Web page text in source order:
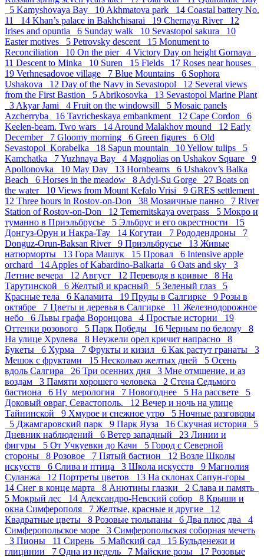
5 Kamyshovaya Bay 10 Akhmatova park 14 Coastal battery No.
11 14 Khan’s palace in Bakhchisarai 19 Chernaya River 12
Irises and opuntia 6 Sunday walk 10 Sevastopol sakura 10
Easter motives 5 Petrovsky descent 15 Monument to
Reconciliation 10 On the pier 4 Victory Day on height Gornaya
11 Descent to Minka 10 Suren 15 Fields 17 Roses near houses
19 Verhnesadovoe village 7 Blue Mountains 6 Sophora
Ushakova 12 Day of the Navy in Sevastopol 12 Several views
from the First Bastion 5 Abrikosovka 13 Sevastopol Marine Plant
3 Akyar Jami 4 Fruit on the windowsill 5 Mosaic panels
Azcherryba 16 Tavricheskaya embankment 12 Cape Cordon 6
Keelen-beam. Two wars 14 Around Malakhov mound 12 Early
December 7 Gloomy morning 6 Green figures 6 Old
Sevastopol_Korabelka 18 Sapun mountain 10Yellow tulips 5
Kamchatka 7Yuzhnaya Bay 4 Magnolias on Ushakov Square 9
Apollonovka 10 May Day 13 Hornbeams 6 Ushakov’s Balka
Beach 6 Horses in the meadow 8 Adyl-Su Gorge 27 Boats on
the water 10 Views from Mount Kefalo Vrisi 9 GRES settlement
12 Three hours in Rostov-on-Don 38 Мозаичные панно 7 River
Station of Rostov-on-Don 12 Temernitskaya overpass 5 Мокро и
туманно в Приэльбрусье 5 Эльбрус и его окрестности 15
Донгуз-Орун и Накра-Тау 14 Когутаи 7 Рододендроны 7
Donguz-Orun-Baksan River 9 Приэльбрусье 13 Живые
натюрморты 13 Гора Машук 15 Провал 6 Intensive apple
orchard 14 Apples of Kabardino-Balkaria 6 Oats and sky 3
Летние вечера 12 Август 12 Переводя в кривые 8 На
Тарутинской 6 Желтый и красный 5 Зеленый глаз 5
Красные тела 6 Каламита 19 Пруды в Салгирке 9 Розы в
октябре 7 Цветы и деревья в Салгирке 11 Железнодорожное
небо 6 Львы графа Воронцова 4 Простые истории 19
Оттенки розового 5 Парк Победы 16 Черным по белому 8
На улице Хрулева 8 Неужели орел кричит напрасно 8
Букеты 6 Хурма 7 Фрукты и кизил 6 Как растут гранаты 3
Мешок с фруктами 15 Несколько желтых дней 5 Осень
вдоль Салгира 26 Три осенних дня 3 Мне отмщение, и аз
воздам 3 Памяти хорошего человека 2 Стена Седьмого
бастиона 6 Ну_мерология 7 Новогоднее 5 На рассвете 5
Доковый овраг, Севастополь. 12 Вечер и ночь на улице
Тайнинской 9 Хмурое и снежное утро 5 Ночные разговоры
5 Джамгаровский парк 9 Парк Яуза 16 Скучная история 5
Дневник наблюдений 6 Ветер западный 23 Линии и
фигуры 5 От Учкуевки до Качи 5 Город с Северной
стороны 8 Розовое 7 Пятый бастион 12 Возле Школы
искусств 6 Слива и птица 3 Школа искусств 9 Магнолия
Суланжа 12 Портреты цветов 13 На склонах Сапун-горы
14 Снег в конце марта 8 Анютины глазки 2 Слава и память
5 Мокрый лес 14 Александро-Невский собор 8 Крыши и
окна Симферополя 7 Желтые, красные и другие 12
Квадратные цветы 8 Розовые тюльпаны 6 Два плюс два 4
Симферопольское море 3 Симферопольская соборная мечеть
3 Пионы 11 Сирень 5 Майский сад 15 Бульденежи и
глицинии 7 Одна из недель 7 Майские розы 17 Розовые